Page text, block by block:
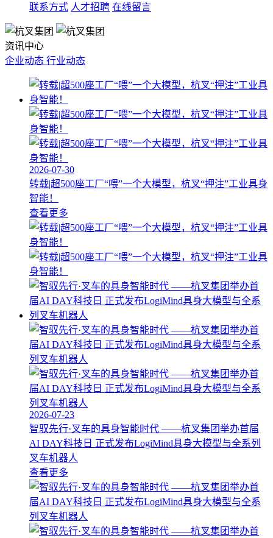
联系方式 人才招聘 在线留言
资讯中心
企业动态 行业动态
2026-07-30
转载|超500座工厂“喂”一个大模型，杭叉“押注”工业具身
智能！
查看更多
2026-07-23
智驭先行·叉车的具身智能时代 ——杭叉集团举办首届
AI DAY科技日 正式发布LogiMind具身大模型与全系列
叉车机器人
查看更多